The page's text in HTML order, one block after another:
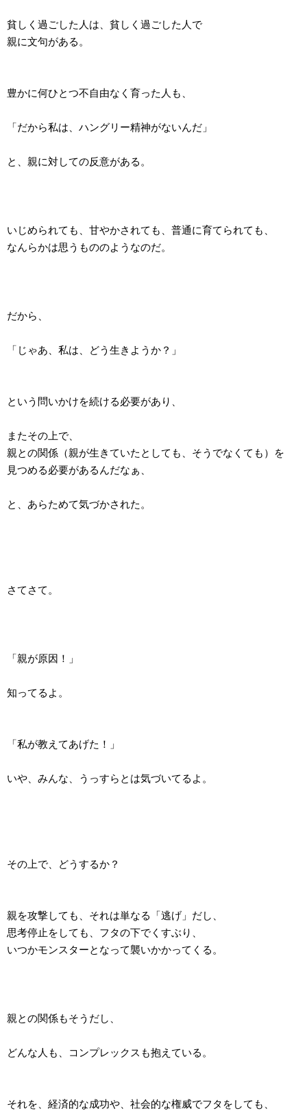
貧しく過ごした人は、貧しく過ごした人で
親に文句がある。
豊かに何ひとつ不自由なく育った人も、
「だから私は、ハングリー精神がないんだ」
と、親に対しての反意がある。
いじめられても、甘やかされても、普通に育てられても、
なんらかは思うもののようなのだ。
だから、
「じゃあ、私は、どう生きようか？」
という問いかけを続ける必要があり、
またその上で、
親との関係（親が生きていたとしても、そうでなくても）を
見つめる必要があるんだなぁ、
と、あらためて気づかされた。
さてさて。
「親が原因！」
知ってるよ。
「私が教えてあげた！」
いや、みんな、うっすらとは気づいてるよ。
その上で、どうするか？
親を攻撃しても、それは単なる「逃げ」だし、
思考停止をしても、フタの下でくすぶり、
いつかモンスターとなって襲いかかってくる。
親との関係もそうだし、
どんな人も、コンプレックスも抱えている。
それを、経済的な成功や、社会的な権威でフタをしても、